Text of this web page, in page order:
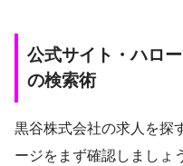
公式サイト・ハロ
の検索術
黒谷株式会社の求人を探
ージをまず確認しましょ